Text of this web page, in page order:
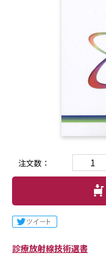
注文数：
診療放射線技術選書